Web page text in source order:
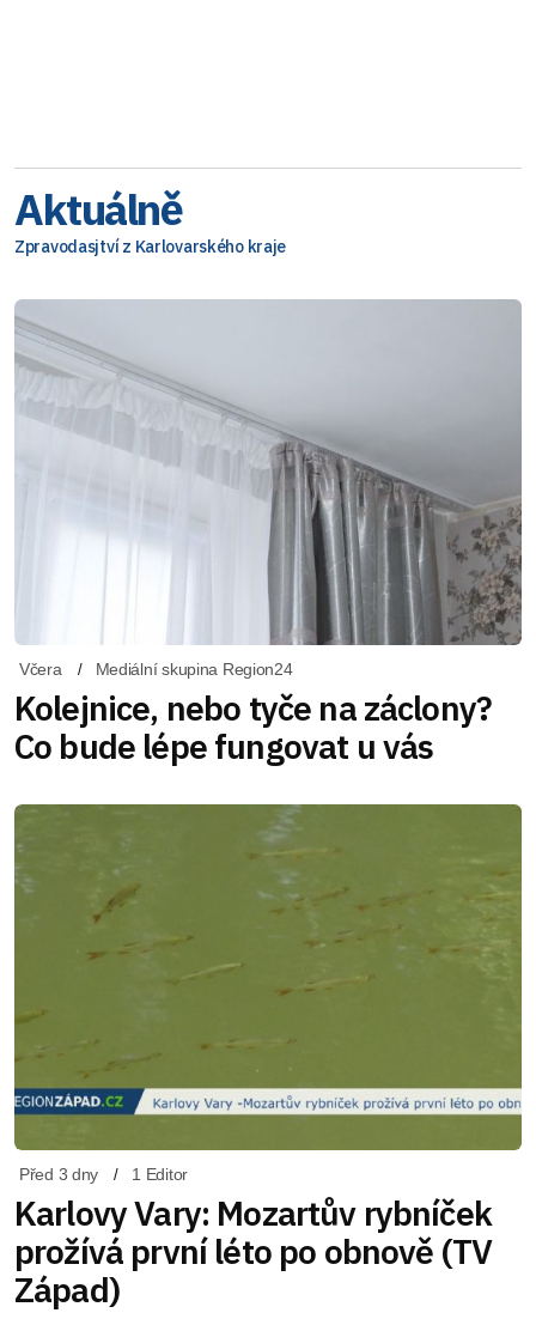
Aktuálně
Zpravodasjtví z Karlovarského kraje
Včera Mediální skupina Region24
Kolejnice, nebo tyče na záclony?
Co bude lépe fungovat u vás
Před 3 dny 1 Editor
Karlovy Vary: Mozartův rybníček
prožívá první léto po obnově (TV
Západ)